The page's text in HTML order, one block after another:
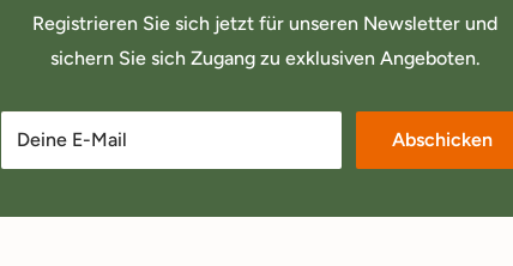
Registrieren Sie sich jetzt für unseren Newsletter und
sichern Sie sich Zugang zu exklusiven Angeboten.
Deine E-Mail Abschicken